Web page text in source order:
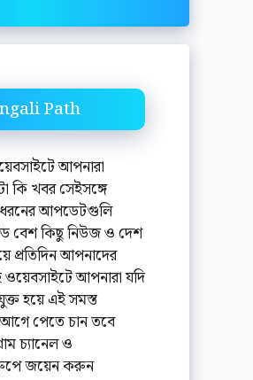
Path
আপনারা
কি খবর সেইসঙ্গে
ধরনের আপডেটগুলি
বেশ কিছু নিউজ ও দেশ
প্রতিদিন আপনাদের
আপনারা যদি
হয়ে এই সমস্ত
পেতে চান তবে
চ্যানেল ও
জয়েন করুন